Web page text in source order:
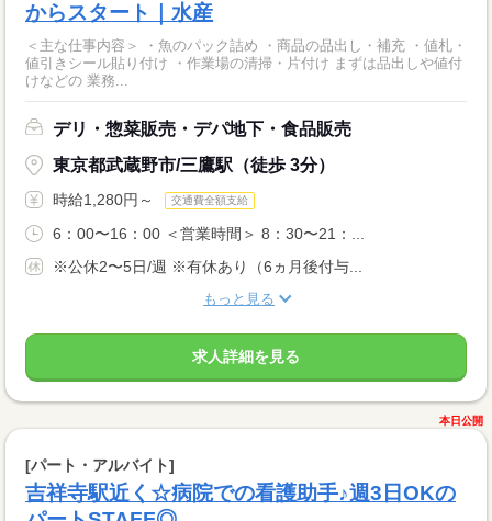
からスタート｜水産
＜主な仕事内容＞ ・魚のパック詰め ・商品の品出し・補充 ・値札・
値引きシール貼り付け ・作業場の清掃・片付け まずは品出しや値付
けなどの 業務...
デリ・惣菜販売・デパ地下・食品販売
東京都武蔵野市/三鷹駅（徒歩 3分）
時給1,280円～ 交通費全額支給
6：00〜16：00 ＜営業時間＞ 8：30〜21：...
※公休2〜5日/週 ※有休あり（6ヵ月後付与...
もっと見る
求人詳細を見る
本日公開
[パート・アルバイト]
吉祥寺駅近く☆病院での看護助手♪週3日OKの